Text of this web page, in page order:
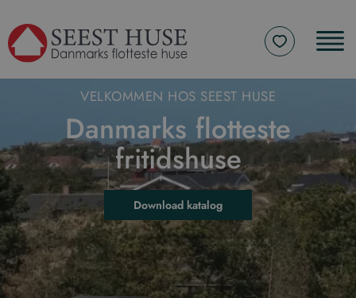
VELKOMMEN HOS SEEST HUSE
Danmarks flotteste
fritidshuse
Download katalog